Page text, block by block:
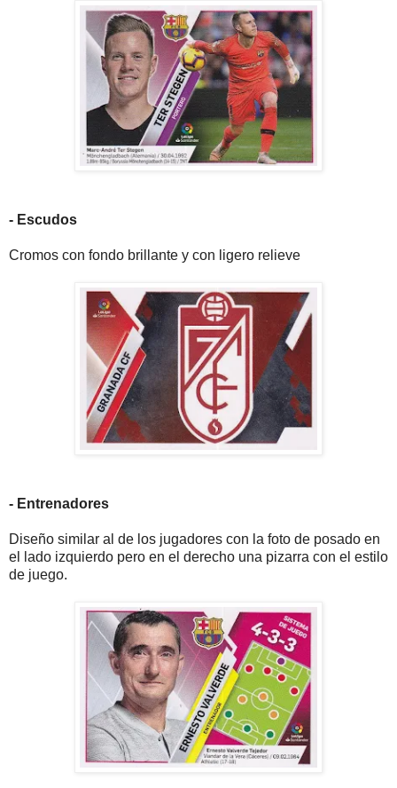
- Escudos
Cromos con fondo brillante y con ligero relieve
- Entrenadores
Diseño similar al de los jugadores con la foto de posado en
el lado izquierdo pero en el derecho una pizarra con el estilo
de juego.